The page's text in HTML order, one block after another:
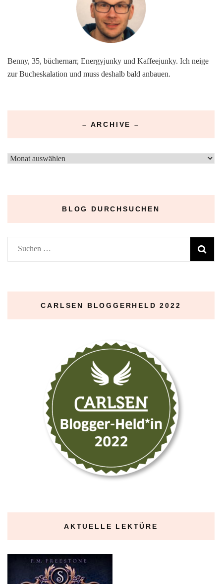
Benny, 35, büchernarr, Energyjunky und Kaffeejunky. Ich neige
zur Bucheskalation und muss deshalb bald anbauen.
– ARCHIVE –
–
BLOG DURCHSUCHEN
Suchen
nach:
CARLSEN BLOGGERHELD 2022
AKTUELLE LEKTÜRE